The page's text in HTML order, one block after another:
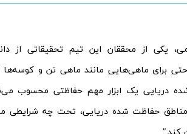
یکی از محققان این تیم تحقیقاتی از
برای ماهی‌هایی مانند ماهی تن و
دریایی یک ابزار مهم حفاظتی محسوب
مناطق حفاظت ‌شده دریایی، تحت چه شرایطی